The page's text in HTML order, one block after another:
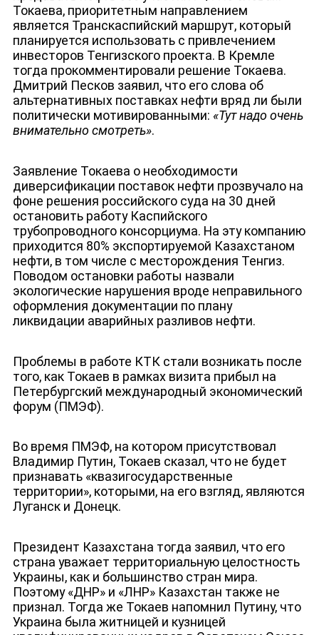
ЛИЦА КАНАЛА
Токаева, приоритетным направлением
является Транскаспийский маршрут, который
планируется использовать с привлечением
инвесторов Тенгизского проекта. В Кремле
тогда прокомментировали решение Токаева.
Дмитрий Песков заявил, что его слова об
альтернативных поставках нефти вряд ли были
политически мотивированными: «Тут надо очень
внимательно смотреть».
Заявление Токаева о необходимости
диверсификации поставок нефти прозвучало на
фоне решения российского суда на 30 дней
остановить работу Каспийского
трубопроводного консорциума. На эту компанию
приходится 80% экспортируемой Казахстаном
нефти, в том числе с месторождения Тенгиз.
Поводом остановки работы назвали
экологические нарушения вроде неправильного
оформления документации по плану
ликвидации аварийных разливов нефти.
Проблемы в работе КТК стали возникать после
того, как Токаев в рамках визита прибыл на
Петербургский международный экономический
форум (ПМЭФ).
Во время ПМЭФ, на котором присутствовал
Владимир Путин, Токаев сказал, что не будет
признавать «квазигосударственные
территории», которыми, на его взгляд, являются
Луганск и Донецк.
Президент Казахстана тогда заявил, что его
страна уважает территориальную целостность
Украины, как и большинство стран мира.
Поэтому «ДНР» и «ЛНР» Казахстан также не
признал. Тогда же Токаев напомнил Путину, что
Украина была житницей и кузницей